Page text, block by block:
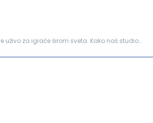
uživo za igrače širom sveta. Kako naš studio